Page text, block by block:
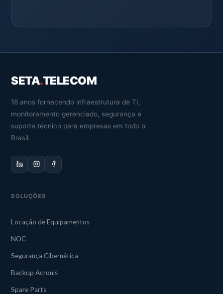
SETA.TELECOM
18 anos fornecendo infraestrutura de TI,
monitoramento gerenciado, segurança e
suporte técnico para empresas em todo o
Brasil.
SOLUÇÕES
Locação de Equipamentos
NOC
Segurança Cibernética
Backup Acronis
Spare Parts